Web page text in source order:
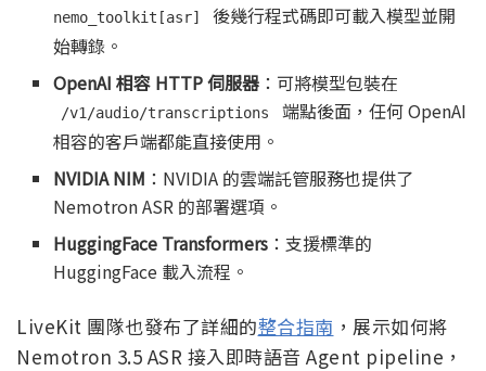
nemo_toolkit[asr]
後幾行程式碼即可載入模型並開
始轉錄。
OpenAI 相容 HTTP 伺服器 ：可將模型包裝在
/v1/audio/transcriptions
端點後面，任何 OpenAI
相容的客戶端都能直接使用。
NVIDIA NIM ：NVIDIA 的雲端託管服務也提供了
Nemotron ASR 的部署選項。
HuggingFace Transformers ：支援標準的
HuggingFace 載入流程。
LiveKit 團隊也發布了詳細的整合指南 ，展示如何將
Nemotron 3.5 ASR 接入即時語音 Agent pipeline，